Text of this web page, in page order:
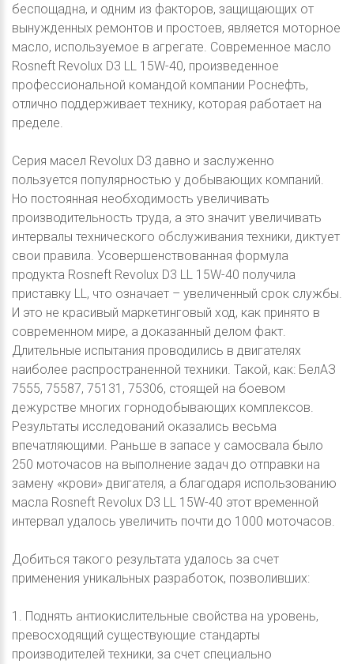
беспощадна, и одним из факторов, защищающих от
вынужденных ремонтов и простоев, является моторное
масло, используемое в агрегате. Современное масло
Rosneft Revolux D3 LL 15W-40, произведенное
профессиональной командой компании Роснефть,
отлично поддерживает технику, которая работает на
пределе.
Серия масел Revolux D3 давно и заслуженно
пользуется популярностью у добывающих компаний.
Но постоянная необходимость увеличивать
производительность труда, а это значит увеличивать
интервалы технического обслуживания техники, диктует
свои правила. Усовершенствованная формула
продукта Rosneft Revolux D3 LL 15W-40 получила
приставку LL, что означает – увеличенный срок службы.
И это не красивый маркетинговый ход, как принято в
современном мире, а доказанный делом факт.
Длительные испытания проводились в двигателях
наиболее распространенной техники. Такой, как: БелАЗ
7555, 75587, 75131, 75306, стоящей на боевом
дежурстве многих горнодобывающих комплексов.
Результаты исследований оказались весьма
впечатляющими. Раньше в запасе у самосвала было
250 моточасов на выполнение задач до отправки на
замену «крови» двигателя, а благодаря использованию
масла Rosneft Revolux D3 LL 15W-40 этот временной
интервал удалось увеличить почти до 1000 моточасов.
Добиться такого результата удалось за счет
применения уникальных разработок, позволивших:
1. Поднять антиокислительные свойства на уровень,
превосходящий существующие стандарты
производителей техники, за счет специально